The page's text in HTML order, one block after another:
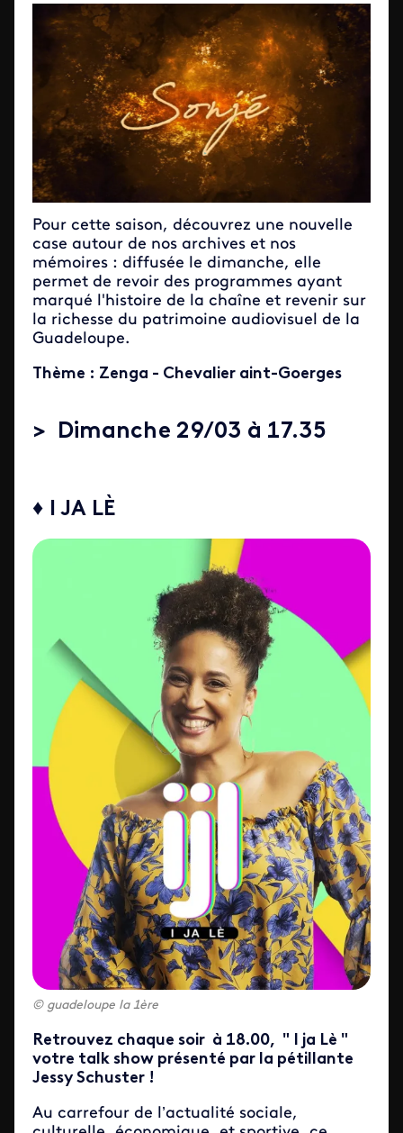
Pour cette saison, découvrez une nouvelle
case autour de nos archives et nos
mémoires : diffusée le dimanche, elle
permet de revoir des programmes ayant
marqué l'histoire de la chaîne et revenir sur
la richesse du patrimoine audiovisuel de la
Guadeloupe.
Thème : Zenga - Chevalier aint-Goerges
> Dimanche 29/03 à 17.35
♦ I JA LÈ
guadeloupe la 1ère
Retrouvez chaque soir à 18.00, " I ja Lè "
votre talk show présenté par la pétillante
Jessy Schuster !
Au carrefour de l’actualité sociale,